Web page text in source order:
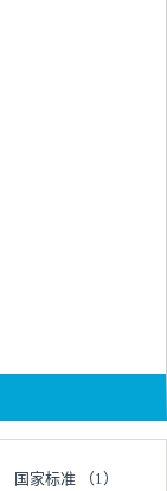
国家标准 （1）